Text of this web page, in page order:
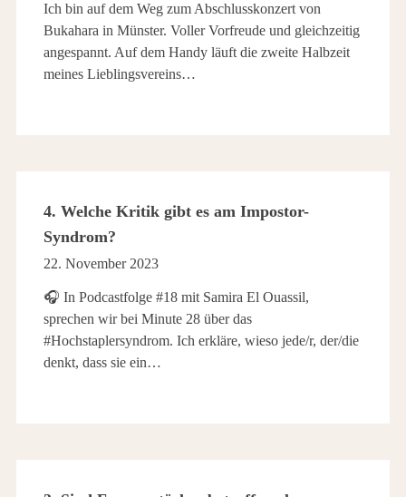
Ich bin auf dem Weg zum Abschlusskonzert von
Bukahara in Münster. Voller Vorfreude und gleichzeitig
angespannt. Auf dem Handy läuft die zweite Halbzeit
meines Lieblingsvereins…
4. Welche Kritik gibt es am Impostor-
Syndrom?
22. November 2023
🎧 In Podcastfolge #18 mit Samira El Ouassil,
sprechen wir bei Minute 28 über das
#Hochstaplersyndrom. Ich erkläre, wieso jede/r, der/die
denkt, dass sie ein…